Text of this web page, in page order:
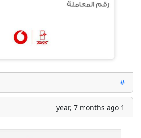
#
1 year, 7 months ago